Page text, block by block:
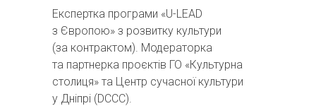
Експертка програми «U-LEAD
з Європою» з розвитку культури
(за контрактом). Модераторка
та партнерка проєктів ГО «Культурна
столиця» та Центр сучасної культури
у Дніпрі (DCCC).